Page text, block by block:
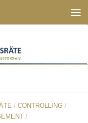
/ CONTROLLING /
/